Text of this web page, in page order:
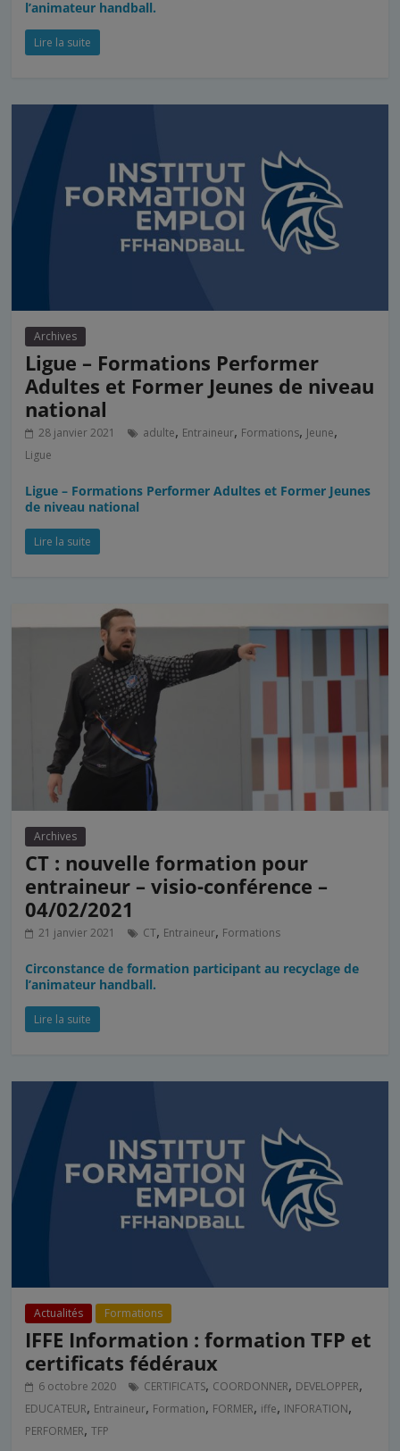
l’animateur handball.
Lire la suite
Archives
Ligue – Formations Performer
Adultes et Former Jeunes de niveau
national
28 janvier 2021 adulte, Entraineur, Formations, Jeune,
Ligue
Ligue – Formations Performer Adultes et Former Jeunes
de niveau national
Lire la suite
Archives
CT : nouvelle formation pour
entraineur – visio-conférence –
04/02/2021
21 janvier 2021 CT, Entraineur, Formations
Circonstance de formation participant au recyclage de
l’animateur handball.
Lire la suite
Actualités Formations
IFFE Information : formation TFP et
certificats fédéraux
6 octobre 2020 CERTIFICATS, COORDONNER, DEVELOPPER,
EDUCATEUR, Entraineur, Formation, FORMER, iffe, INFORATION,
PERFORMER,TFP